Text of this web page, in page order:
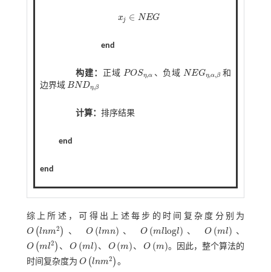
xj ∈ NEG
xj∈N E G
end
构建：正域 POSη,α
POSη,α 、负域 NEGη,α,β
NEGη,α,β 和
边界域 BNDη,β
BNDη,β
计算： 排序结果
end
end
综上所述，可得出上述每步的时间复杂度分别为
O (lnm2 )
Olnm2 、 O (lmn)
Ol mn 、 O (mllogl)
Omllogl 、 O (ml)
Oml 、
O (ml2 )
Oml2 、 O (ml)
Oml 、 O (m)
Om 、 O (m)
Om
。因此，整个算法的
时间复杂度为 O (lnm2 )
Olnm2 。